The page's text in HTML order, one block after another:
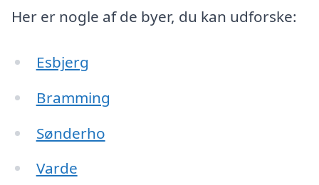
Her er nogle af de byer, du kan udforske:
Esbjerg
Bramming
Sønderho
Varde